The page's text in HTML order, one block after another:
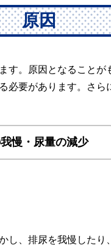
原因
。原因となることが
必要があります。さ
慢・尿量の減少
し、排尿を我慢した